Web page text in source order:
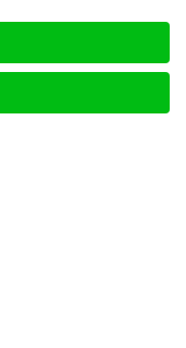
ihr verwalteten
Sie unter